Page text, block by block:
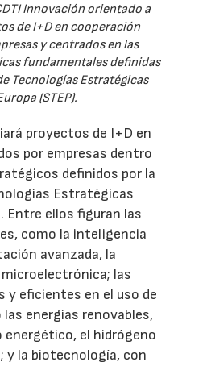
Innovación orientado a
de I+D en cooperación
y centrados en las
fundamentales definidas
Tecnologías Estratégicas
(STEP).
proyectos de I+D en
por empresas dentro
definidos por la
Estratégicas
Entre ellos figuran las
como la inteligencia
avanzada, la
las
y eficientes en el uso de
energías renovables,
energético, el hidrógeno
y la biotecnología, con